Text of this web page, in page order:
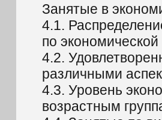
Занятые в
4.1.
по экономической
4.2.
различными
4.3. Уровень
возрастным